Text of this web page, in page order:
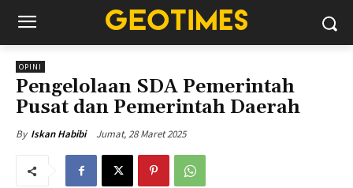
OPINI
Pengelolaan SDA Pemerintah
Pusat dan Pemerintah Daerah
By Iskan Habibi Jumat, 28 Maret 2025